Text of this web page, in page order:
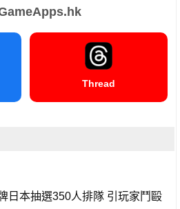
Thread
日本抽選350人排隊 引玩家鬥毆